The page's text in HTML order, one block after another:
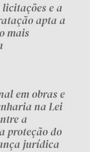
por RSS
4698
CEP 80240-000
2109-8666
6616
licitações e a
apta a
mais
em obras e
na Lei
a
proteção do
jurídica